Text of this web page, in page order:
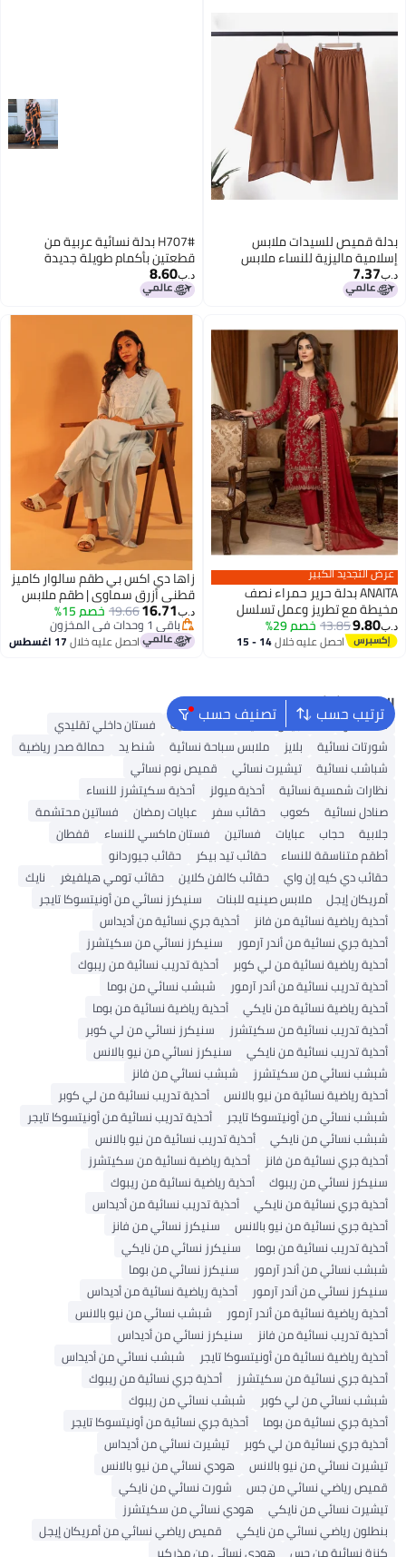
بدلة قميص للسيدات ملابس
إسلامية ماليزية للنساء ملابس
نسائية مقاس بلس موضة كاجوال
بدلة قطعتين
د.ب‏7.37
H707# بدلة نسائية عربية من
قطعتين بأكمام طويلة جديدة
للنساء
د.ب‏8.60
8
عرض التجديد الكبير
ANAITA بدلة حرير حمراء نصف
مخيطة مع تطريز وعمل تسلسل
د.ب‏9.80
13.85خصم 29%
احصل عليه خلال 14 - 15
زاها دي اكس بي طقم سالوار كاميز
قطني أزرق سماوي | طقم ملابس
نسائية تقليدية
د.ب‏16.71
19.66خصم 15%
باقي 1 وحدات في المخزون
باقي 1 وحدات في المخزون احصل عليه خلال17 اغسطس
ترتيب حسب تصنيف حسب البحث الشائع
شنط ألدو شنط جيس نسائية شنط نسائية
فستان داخلي تقليدي
شورتات نسائية
بلايز ملابس سباحة نسائية شنط يد
حمالة صدر رياضية
شباشب نسائية
تيشيرت نسائي
قميص نوم نسائي
نظارات شمسية نسائية
أحذية ميولز
أحذية سكيتشرز للنساء
صنادل نسائية
كعوب حقائب سفر عبايات رمضان
فساتين محتشمة
جلابية
حجاب عبايات فساتين فستان ماكسي للنساء
قفطان
أطقم متناسقة للنساء
حقائب تيد بيكر
حقائب جيوردانو
حقائب دي كيه إن واي
حقائب كالفن كلاين حقائب تومي هيلفيغر
نايك
أمريكان إيجل
ملابس صينيه للبنات
سنيكرز نسائي من أونيتسوكا تايجر
أحذية رياضية نسائية من فانز
أحذية جري نسائية من أديداس
أحذية جري نسائية من أندر آرمور
سنيكرز نسائي من سكيتشرز
أحذية رياضية نسائية من لي كوبر
أحذية تدريب نسائية من ريبوك
أحذية تدريب نسائية من أندر آرمور
شبشب نسائي من بوما
أحذية رياضية نسائية من نايكي
أحذية رياضية نسائية من بوما
أحذية تدريب نسائية من سكيتشرز
سنيكرز نسائي من لي كوبر
أحذية تدريب نسائية من نايكي
سنيكرز نسائي من نيو بالانس
شبشب نسائي من سكيتشرز
شبشب نسائي من فانز
أحذية رياضية نسائية من نيو بالانس
أحذية تدريب نسائية من لي كوبر
شبشب نسائي من أونيتسوكا تايجر
أحذية تدريب نسائية من أونيتسوكا تايجر
شبشب نسائي من نايكي
أحذية تدريب نسائية من نيو بالانس
أحذية جري نسائية من فانز
أحذية رياضية نسائية من سكيتشرز
سنيكرز نسائي من ريبوك
أحذية رياضية نسائية من ريبوك
أحذية جري نسائية من نايكي
أحذية تدريب نسائية من أديداس
أحذية جري نسائية من نيو بالانس
سنيكرز نسائي من فانز
أحذية تدريب نسائية من بوما
سنيكرز نسائي من نايكي
شبشب نسائي من أندر آرمور
سنيكرز نسائي من بوما
سنيكرز نسائي من أندر آرمور
أحذية رياضية نسائية من أديداس
أحذية رياضية نسائية من أندر آرمور
شبشب نسائي من نيو بالانس
أحذية تدريب نسائية من فانز
سنيكرز نسائي من أديداس
أحذية رياضية نسائية من أونيتسوكا تايجر
شبشب نسائي من أديداس
أحذية جري نسائية من سكيتشرز
أحذية جري نسائية من ريبوك
شبشب نسائي من لي كوبر
شبشب نسائي من ريبوك
أحذية جري نسائية من بوما
أحذية جري نسائية من أونيتسوكا تايجر
أحذية جري نسائية من لي كوبر
تيشيرت نسائي من أديداس
تيشيرت نسائي من نيو بالانس
هودي نسائي من نيو بالانس
قميص رياضي نسائي من جس
شورت نسائي من نايكي
تيشيرت نسائي من نايكي
هودي نسائي من سكيتشرز
بنطلون رياضي نسائي من نايكي
قميص رياضي نسائي من أمريكان إيجل
كنزة نسائية من جس
هودي نسائي من مذركير